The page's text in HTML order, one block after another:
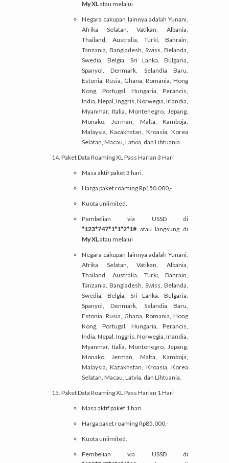
My XLatau melalui
Negara cakupan lainnya adalah Yunani,
Afrika Selatan, Vatikan, Albania,
Thailand, Australia, Turki, Bahrain,
Tanzania, Bangladesh, Swiss, Belanda,
Swedia, Belgia, Sri Lanka, Bulgaria,
Spanyol, Denmark, Selandia Baru,
Estonia, Rusia, Ghana, Romania, Hong
Kong, Portugal, Hungaria, Perancis,
India, Nepal, Inggris, Norwegia, Irlandia,
Myanmar, Italia, Montenegro, Jepang,
Monako, Jerman, Malta, Kamboja,
Malaysia, Kazakhstan, Kroasia, Korea
Selatan, Macau, Latvia, dan Lihtuania.
Paket Data Roaming XL Pass Harian 3 Hari
Masa aktif paket 3 hari.
Harga paket roaming Rp150.000,-
Kuota unlimited.
Pembelian via USSD di
*123*747*1*1*2*1# atau langsung di
My XLatau melalui
Negara cakupan lainnya adalah Yunani,
Afrika Selatan, Vatikan, Albania,
Thailand, Australia, Turki, Bahrain,
Tanzania, Bangladesh, Swiss, Belanda,
Swedia, Belgia, Sri Lanka, Bulgaria,
Spanyol, Denmark, Selandia Baru,
Estonia, Rusia, Ghana, Romania, Hong
Kong, Portugal, Hungaria, Perancis,
India, Nepal, Inggris, Norwegia, Irlandia,
Myanmar, Italia, Montenegro, Jepang,
Monako, Jerman, Malta, Kamboja,
Malaysia, Kazakhstan, Kroasia, Korea
Selatan, Macau, Latvia, dan Lihtuania.
Paket Data Roaming XL Pass Harian 1 Hari
Masa aktif paket 1 hari.
Harga paket roaming Rp85.000,-
Kuota unlimited.
Pembelian via USSD di